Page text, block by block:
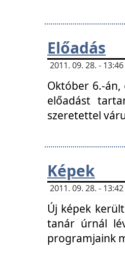
Előadás
2011. 09. 28. -
Október 6.-
előadást
szeretettel
Képek
2011. 09. 28. -
Új képek
tanár úrnál
programjaink